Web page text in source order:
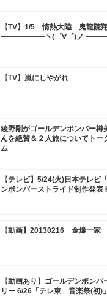
【TV】1/5 情熱大陸 鬼龍院
━━━━━━ヽ(゜∀゜)ノ
【TV】嵐にしやがれ
綾野剛がゴールデンボンバー樽
んを絶賛＆２人旅についてトー
ム
【テレビ】5/24(火)日本テレビ
ンボンバーストライド制作発
【動画】20130216 金爆一家
【動画あり】ゴールデンボン
リー 6/26「テレ東 音楽祭(初)」